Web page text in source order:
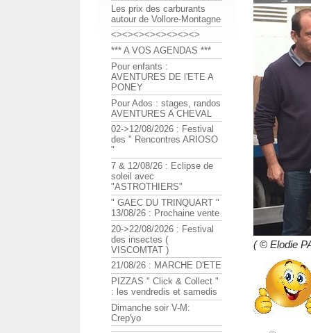
( © Elodie
Les prix des carburants
autour de Vollore-Montagne
<><><><><><><><>
*** A VOS AGENDAS ***
Pour enfants :
AVENTURES DE l'ETE A
PONEY
Pour Ados : stages, randos
AVENTURES A CHEVAL
02->12/08/2026 : Festival
des " Rencontres ARIOSO
"
7 & 12/08/26 : Eclipse de
soleil avec
"ASTROTHIERS"
" GAEC DU TRINQUART "
13/08/26 : Prochaine vente
20->22/08/2026 : Festival
des insectes (
VISCOMTAT )
21/08/26 : MARCHE D'ETE
PIZZAS " Click & Collect "
: les vendredis et samedis
Dimanche soir V-M:
Crep'yo